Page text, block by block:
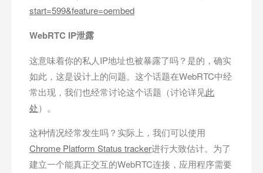
start=599&feature=oembed
WebRTC IP泄露
这意味着你的私人IP地址也被暴露了吗？是的，确实
如此，这是设计上的问题。这个话题在WebRTC中经
常出现，我们也经常讨论这个话题（讨论详见此
处）。
这种情况经常发生吗？实际上，我们可以使用
Chrome Platform Status tracker进行大致估计。为了
建立一个能真正交互的WebRTC连接，应用程序需要